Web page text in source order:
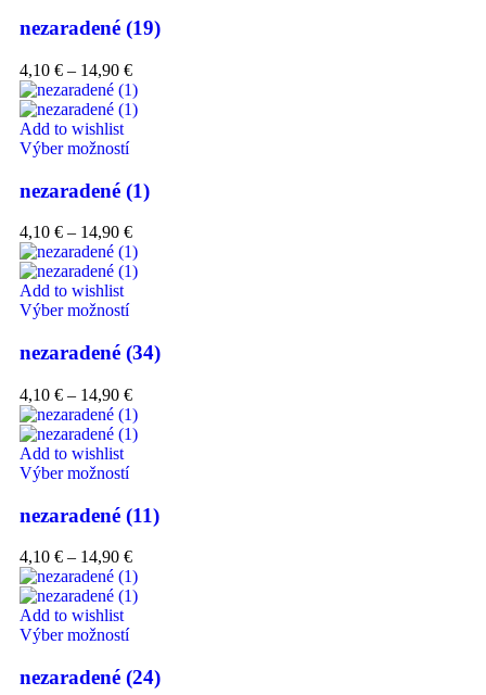
nezaradené (19)
4,10 € – 14,90 €
Add to wishlist
Výber možností
nezaradené (1)
4,10 € – 14,90 €
Add to wishlist
Výber možností
nezaradené (34)
4,10 € – 14,90 €
Add to wishlist
Výber možností
nezaradené (11)
4,10 € – 14,90 €
Add to wishlist
Výber možností
nezaradené (24)